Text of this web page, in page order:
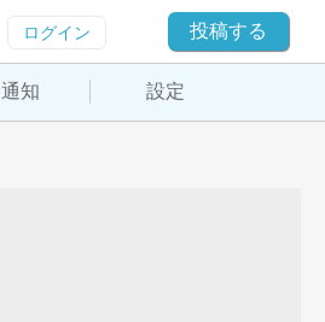
ログイン 投稿する
通知 設定